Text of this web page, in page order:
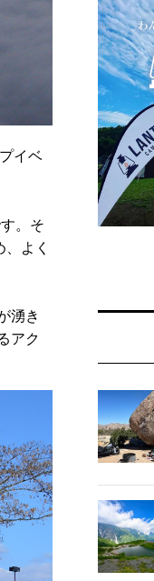
イベ
。そ
よく
湧き
アク